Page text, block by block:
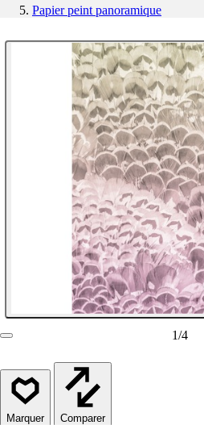
Papier peint panoramique
1/4
Comparer